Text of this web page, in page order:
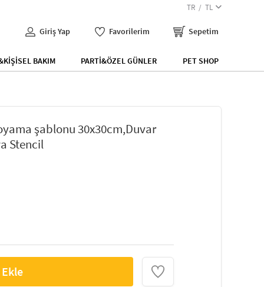
TR TL
Giriş Yap Favorilerim Sepetim
BAKIM PARTİ&ÖZEL GÜNLER PET SHOP
şablonu 30x30cm,Duvar
Stencil